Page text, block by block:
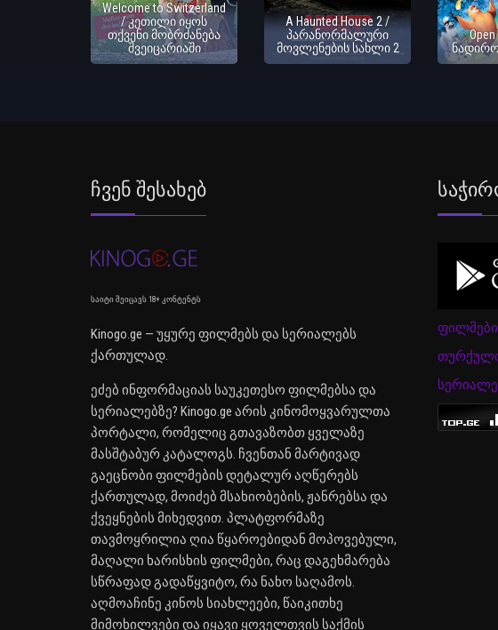
Welcome to Switzerland
/ კეთილი იყოს
თქვენი მობრძანება
შვეიცარიაში
A Haunted House 2 /
პარანორმალური
მოვლენების სახლი 2
Ჩვენ Შესახებ
საიტი შეიცავს 18+ კონტენტს
Kinogo.ge — უყურე ფილმებს და სერიალებს
ქართულად.
ეძებ ინფორმაციას საუკეთესო ფილმებსა და
სერიალებზე? Kinogo.ge არის კინომოყვარულთა
პორტალი, რომელიც გთავაზობთ ყველაზე
მასშტაბურ კატალოგს. ჩვენთან მარტივად
გაეცნობი ფილმების დეტალურ აღწერებს
ქართულად, მოიძებ მსახიობების, ჟანრებსა და
ქვეყნების მიხედვით. პლატფორმაზე
თავმოყრილია ღია წყაროებიდან მოპოვებული,
მაღალი ხარისხის ფილმები, რაც დაგეხმარება
სწრაფად გადაწყვიტო, რა ნახო საღამოს.
აღმოაჩინე კინოს სიახლეები, წაიკითხე
მიმოხილვები და იყავი ყოველთვის საქმის